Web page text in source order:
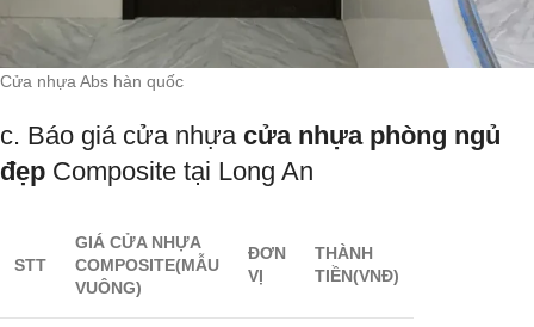
Cửa nhựa Abs hàn quốc
c. Báo giá cửa nhựa cửa nhựa phòng ngủ
đẹp Composite tại Long An
STT
GIÁ CỬA NHỰA
COMPOSITE(MẪU
VUÔNG)
ĐƠN
VỊ
THÀNH
TIỀN(VNĐ)